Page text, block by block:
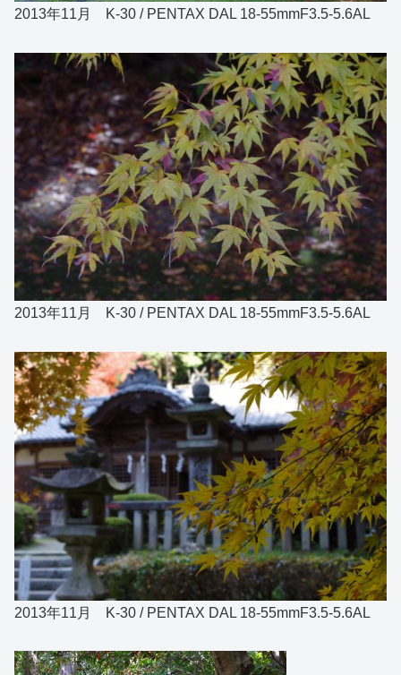
2013年11月 K-30 / PENTAX DAL 18-55mmF3.5-5.6AL
2013年11月 K-30 / PENTAX DAL 18-55mmF3.5-5.6AL
2013年11月 K-30 / PENTAX DAL 18-55mmF3.5-5.6AL